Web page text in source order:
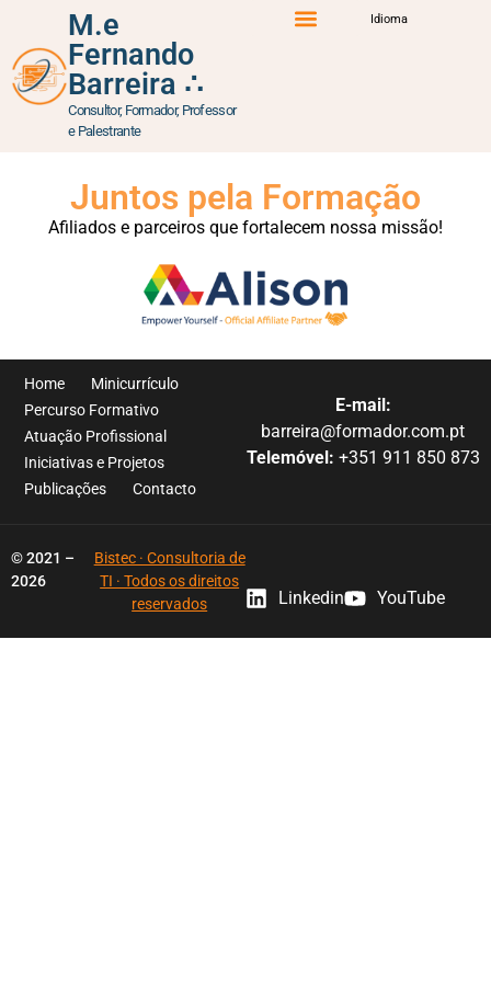
M.e
Fernando
Barreira ∴
Consultor, Formador, Professor
e Palestrante
Idioma
Teste – Cursos &
Mentorias
Juntos pela Formação
Afiliados e parceiros que fortalecem nossa missão!
Home
Minicurrículo
Percurso Formativo
Atuação Profissional
Iniciativas e Projetos
Publicações
Contacto
E-mail:
barreira@formador.com.pt
Telemóvel: +351 911 850 873
© 2021 –
2026
Bistec · Consultoria de
TI · Todos os direitos
reservados
Linkedin YouTube